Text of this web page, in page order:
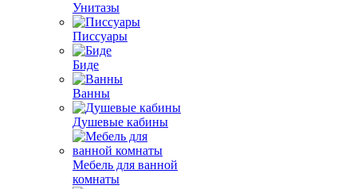
Унитазы
Писсуары
Биде
Ванны
Душевые кабины
Мебель для ванной
комнаты